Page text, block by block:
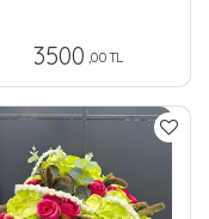
3500 ,00 TL